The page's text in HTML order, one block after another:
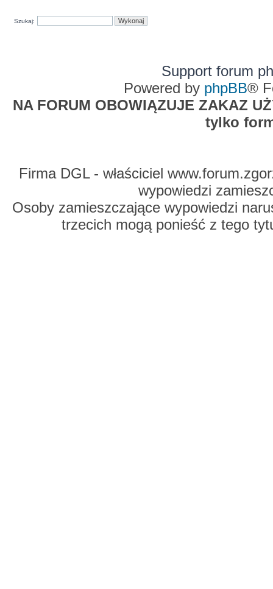
Szukaj:
Support forum
Powered by phpBB®
NA FORUM OBOWIĄZUJE ZAKAZ
tylko
Firma DGL - właściciel
wypowiedzi
Osoby zamieszczające wypowiedzi
trzecich mogą ponieść z tego